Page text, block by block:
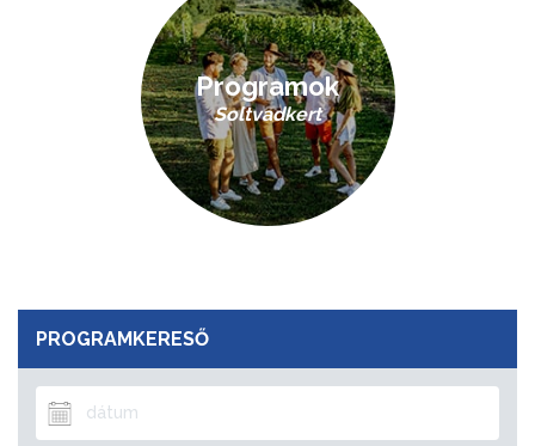
PROGRAMKERESŐ
Programok
Soltvadkert